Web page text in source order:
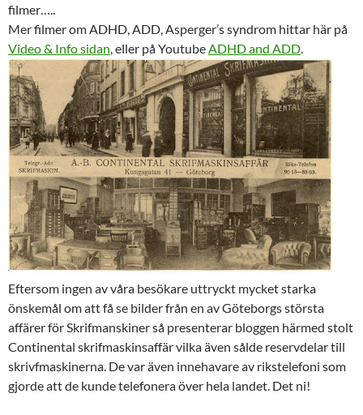
filmer…..
Mer filmer om ADHD, ADD, Asperger’s syndrom hittar här på
Video & Info sidan, eller på YoutubeADHD and ADD.
Eftersom ingen av våra besökare uttryckt mycket starka
önskemål om att få se bilder från en av Göteborgs största
affärer för Skrifmanskiner så presenterar bloggen härmed stolt
Continental skrifmaskinsaffär vilka även sålde reservdelar till
skrivfmaskinerna. De var även innehavare av rikstelefoni som
gjorde att de kunde telefonera över hela landet. Det ni!